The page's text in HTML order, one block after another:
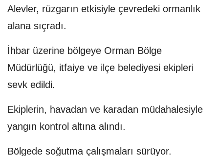
Alevler, rüzgarın etkisiyle çevredeki ormanlık
alana sıçradı.
İhbar üzerine bölgeye Orman Bölge
Müdürlüğü, itfaiye ve ilçe belediyesi ekipleri
sevk edildi.
Ekiplerin, havadan ve karadan müdahalesiyle
yangın kontrol altına alındı.
Bölgede soğutma çalışmaları sürüyor.